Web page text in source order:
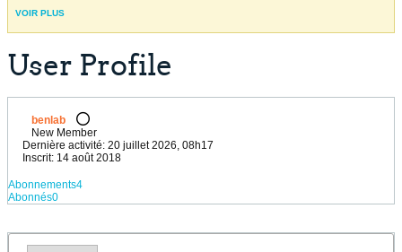
VOIR PLUS
User Profile
benlab
New Member
Dernière activité: 20 juillet 2026, 08h17
Inscrit: 14 août 2018
Abonnements4
Abonnés0